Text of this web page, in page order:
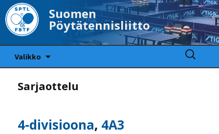
Suomen
Pöytätennisliitto
Valikko
Haku:
Sarjaottelu
4-divisioona, 4A3